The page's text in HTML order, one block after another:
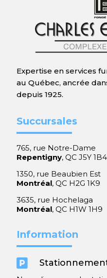
Expertise en services
au Québec, ancrée
depuis 1925.
Succursales
765, rue Notre-Dame
Repentigny, QC J5Y 1B4
1350, rue Beaubien Est
Montréal, QC H2G 1K9
3635, rue Hochelaga
Montréal, QC H1W 1H9
Information
